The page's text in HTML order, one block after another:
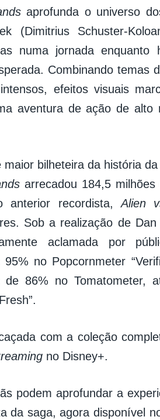
aprofunda o universo
(Dimitrius Schuster-
as numa jornada enquanto
Combinando temas
efeitos visuais
aventura de ação de
bilheteira da história
arrecadou 184,5
anterior recordista,Alien
Sob a realização de
aclamada por
95% no Popcornmeter
de 86% no Tomatometer,
com a coleção
no Disney+.
podem aprofundar a
da saga, agora disponível